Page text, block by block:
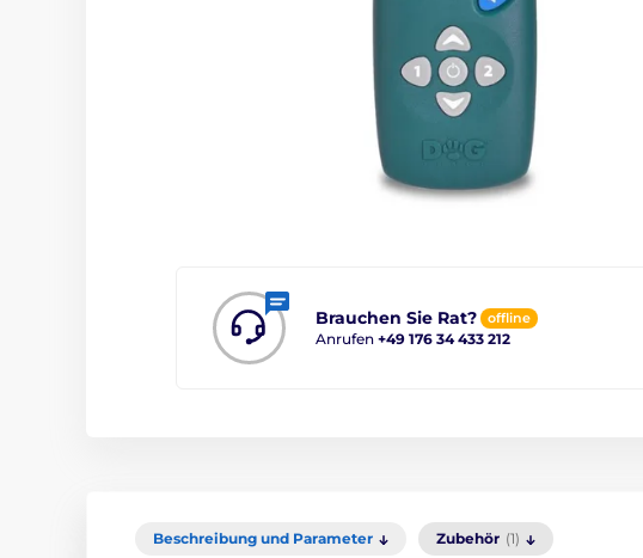
Brauchen Sie Rat? offline
Anrufen +49 176 34 433 212
Beschreibung und Parameter Zubehör (1)